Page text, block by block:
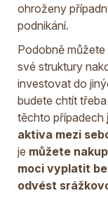
ohroženy
podnikání.
Podobně
své struktury
investovat do
budete chtít
těchto případech
aktiva mezi
je můžete
moci vyplatit
odvést